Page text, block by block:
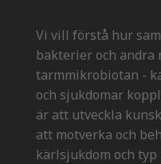
Vi vill förstå hur
bakterier och andra
tarmmikrobiotan -
och sjukdomar
är att utveckla
att motverka och
kärlsjukdom och typ